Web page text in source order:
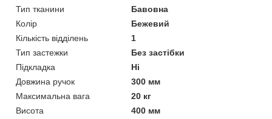
Тип тканини
Бавовна
Колір
Бежевий
Кількість відділень
1
Тип застежки
Без застібки
Підкладка
Ні
Довжина ручок
300 мм
Максимальна вага
20 кг
Висота
400 мм